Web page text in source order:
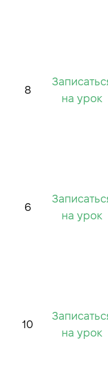
8
на урок
6
на урок
10
на урок